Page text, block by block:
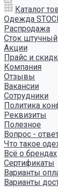
Каталог
Одежда
Распродажа
Сток штучный
Акции
Прайс и
Компания
Отзывы
Вакансии
Сотрудники
Политика
Реквизиты
Полезное
Вопрос -
Что такое
Всё о брендах
Сертификаты
Варианты
Варианты